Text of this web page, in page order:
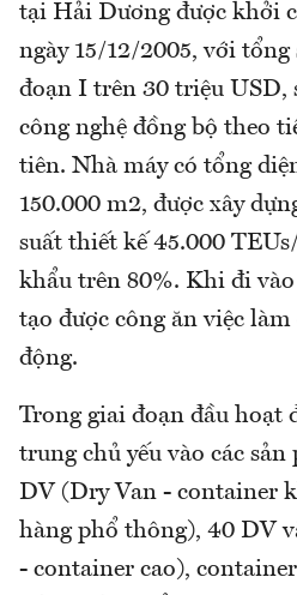
tại Hải Dương được khởi
ngày 15/12/2005, với
đoạn I trên 30 triệu USD,
công nghệ đồng bộ theo
tiên. Nhà máy có tổng
150.000 m2, được xây
suất thiết kế 45.000
khẩu trên 80%. Khi đi vào
tạo được công ăn việc
động.
Trong giai đoạn đầu hoạt
trung chủ yếu vào các
DV (Dry Van - container
hàng phổ thông), 40 DV
- container cao),